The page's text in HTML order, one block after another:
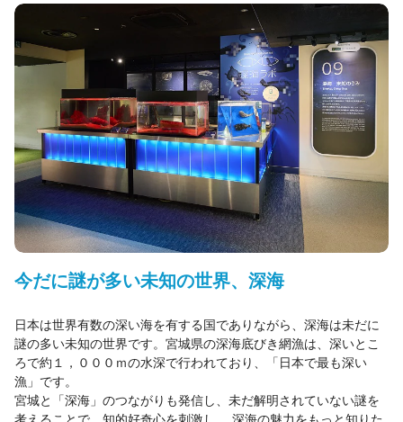
今だに謎が多い未知の世界、深海
日本は世界有数の深い海を有する国でありながら、深海は未だに
謎の多い未知の世界です。宮城県の深海底びき網漁は、深いとこ
ろで約１，０００ｍの水深で行われており、「日本で最も深い
漁」です。
宮城と「深海」のつながりも発信し、未だ解明されていない謎を